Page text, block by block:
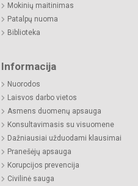
Mokinių maitinimas
Patalpų nuoma
Biblioteka
Informacija
Nuorodos
Laisvos darbo vietos
Asmens duomenų apsauga
Konsultavimasis su visuomene
Dažniausiai užduodami klausimai
Pranešėjų apsauga
Korupcijos prevencija
Civilinė sauga